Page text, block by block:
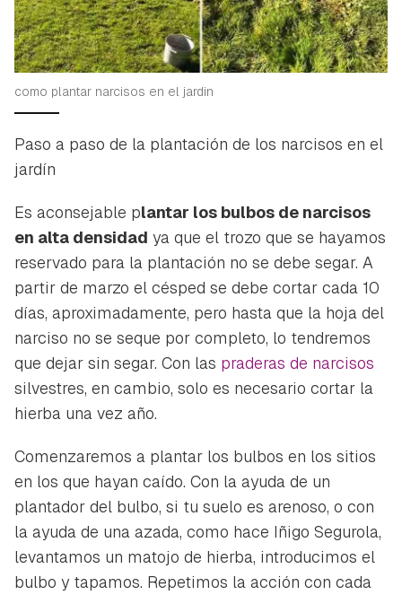
como plantar narcisos en el jardin
Paso a paso de la plantación de los narcisos en el
jardín
Es aconsejable plantar los bulbos de narcisos
en alta densidad ya que el trozo que se hayamos
reservado para la plantación no se debe segar. A
partir de marzo el césped se debe cortar cada 10
días, aproximadamente, pero hasta que la hoja del
narciso no se seque por completo, lo tendremos
que dejar sin segar. Con las praderas de narcisos
silvestres, en cambio, solo es necesario cortar la
hierba una vez año.
Comenzaremos a plantar los bulbos en los sitios
en los que hayan caído. Con la ayuda de un
plantador del bulbo, si tu suelo es arenoso, o con
la ayuda de una azada, como hace Iñigo Segurola,
levantamos un matojo de hierba, introducimos el
bulbo y tapamos. Repetimos la acción con cada